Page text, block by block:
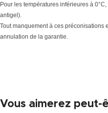
Pour les températures inférieures à
antigel).
Tout manquement à ces préconisations
annulation de la garantie.
Vous aimerez peut-